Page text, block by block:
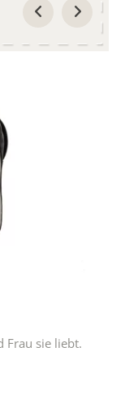
Frau sie liebt.